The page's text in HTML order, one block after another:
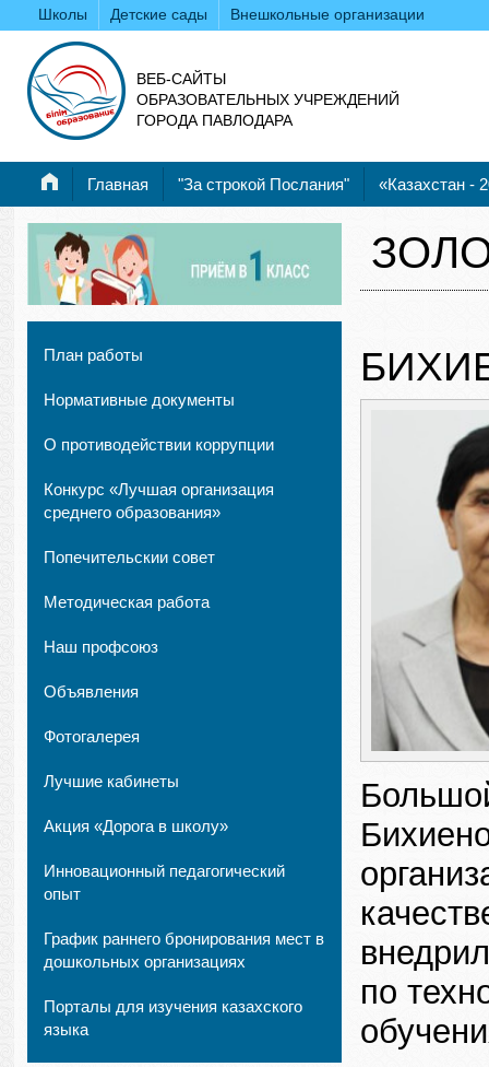
Школы Детские сады Внешкольные организации
ВЕБ-САЙТЫ
ОБРАЗОВАТЕЛЬНЫХ УЧРЕЖДЕНИЙ
ГОРОДА ПАВЛОДАРА
Главная "За строкой Послания" «Казахстан -
План работы
Нормативные документы
О противодействии коррупции
Конкурс «Лучшая организация
среднего образования»
Попечительскии совет
Методическая работа
Наш профсоюз
Объявления
Фотогалерея
Лучшие кабинеты
Акция «Дорога в школу»
Инновационный педагогический
опыт
График раннего бронирования мест в
дошкольных организациях
Порталы для изучения казахского
языка
по